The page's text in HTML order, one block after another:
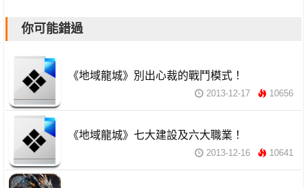
你可能錯過
《地域龍城》別出心裁的戰鬥模式！
2013-12-17 10656
《地域龍城》七大建設及六大職業！
2013-12-16 10641